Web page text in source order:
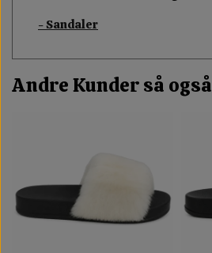
- Sandaler
Andre Kunder så også